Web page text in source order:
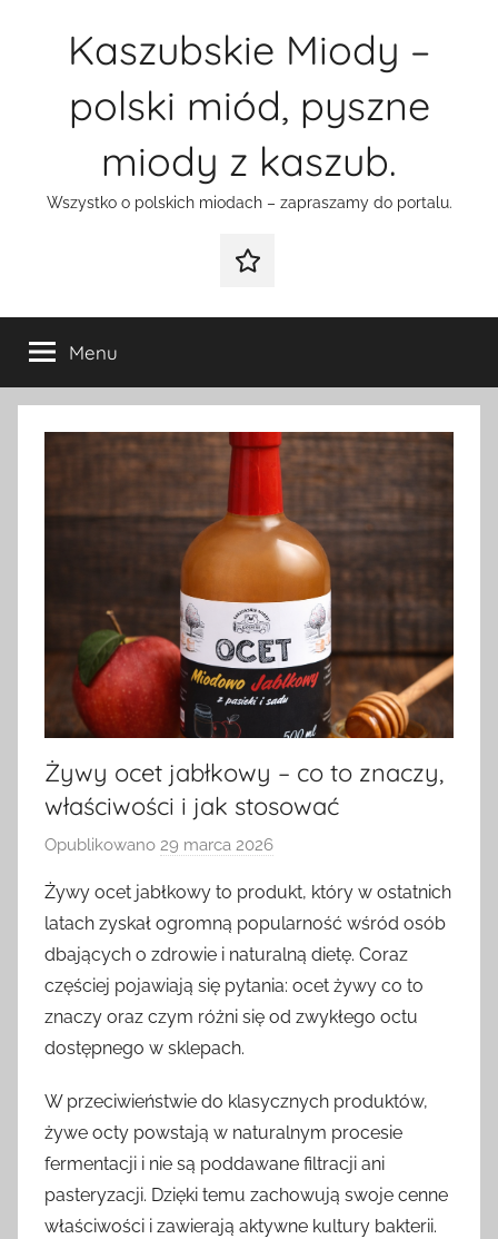
Kaszubskie Miody –
polski miód, pyszne
miody z kaszub.
Wszystko o polskich miodach – zapraszamy do portalu.
Galeria
Menu
Żywy ocet jabłkowy – co to znaczy,
właściwości i jak stosować
Opublikowano 29 marca 2026
z
e
z
a
d
n
Żywy ocet jabłkowy to produkt, który w ostatnich
latach zyskał ogromną popularność wśród osób
dbających o zdrowie i naturalną dietę. Coraz
częściej pojawiają się pytania: ocet żywy co to
znaczy oraz czym różni się od zwykłego octu
dostępnego w sklepach.
W przeciwieństwie do klasycznych produktów,
żywe octy powstają w naturalnym procesie
fermentacji i nie są poddawane filtracji ani
pasteryzacji. Dzięki temu zachowują swoje cenne
właściwości i zawierają aktywne kultury bakterii.